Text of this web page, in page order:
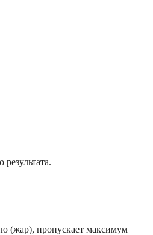
(жар), пропускает максимум